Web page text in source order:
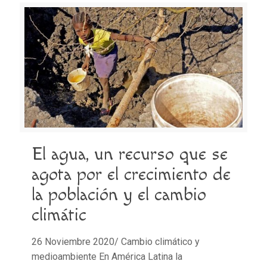
El agua, un recurso que se
agota por el crecimiento de
la población y el cambio
climátic
26 Noviembre 2020/ Cambio climático y
medioambiente En América Latina la